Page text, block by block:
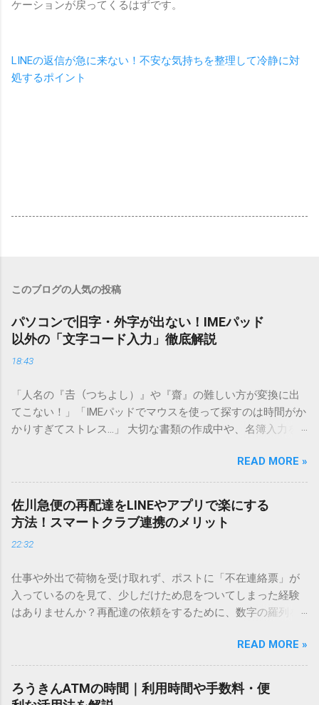
ケーションが戻ってくるはずです。
LINEの返信が急に来ない！不安な気持ちを整理して冷静に対
処するポイント
このブログの人気の投稿
パソコンで旧字・外字が出ない！IMEパッド
以外の「文字コード入力」徹底解説
18:43
「人名の『𠮷（つちよし）』や『齋』の難しい方が変換に出
てこない！」「IMEパッドでマウスを使って探すのは時間がか
かりすぎてストレス…」 大切な書類の作成中や、名簿入力を
てしまいますよね。多くの人が「IMEパッド（手書き入力）」
を使いますが、実はマウスで一画ずつ書くのは非効率です
し、似た漢字が多すぎて結局見つからないことも少なくあり
ません。 そこで今回は、IMEパッドを使わずに、特定のコー
ドを打ち込むだけで一瞬で旧字や外字、特殊記号を呼び出す
「文字コード入力」のテクニックを詳しく解説します。 この
必要はありません。 1. なぜ「変換」しても旧字・外字が出て
こないのか？ そもそも、なぜ普通の変換で出てこない漢字が
あるのでしょうか。その理由は、パソコンが文字を認識する
は、JIS規格（日本産業規格）によって「第1水準」「第2水
準」といった形で整理されています。しかし、人名や地名に
使われる非常に古い漢字（旧字）や、特定の組織だけで作ら
READ MORE »
佐川急便の再配達をLINEやアプリで楽にする
方法！スマートクラブ連携のメリット
22:32
仕事や外出で荷物を受け取れず、ポストに「不在連絡票」が
入っているのを見て、少しだけため息をついてしまった経験
はありませんか？再配達の依頼をするために、数字の羅列を
ことに申し訳なさを感じたりすることもあるかもしれませ
ん。 「もっとスムーズに、自分のタイミングで受け取りた
い」 「わざわざ電話をかけずに、スマホ一つで完結させた
い」 そんな願いを叶えてくれるのが、佐川急便の会員制サー
READ MORE »
ろうきんATMの時間｜利用時間や手数料・便